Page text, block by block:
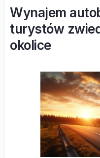
Wynajem
turystów
okolice